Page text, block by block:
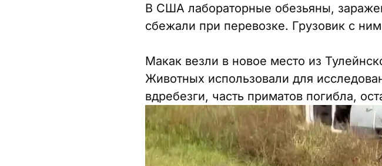
В США лабораторные обезьяны,
сбежали при перевозке. Грузовик с
Макак везли в новое место из
Животных использовали для
вдребезги, часть приматов погибла,